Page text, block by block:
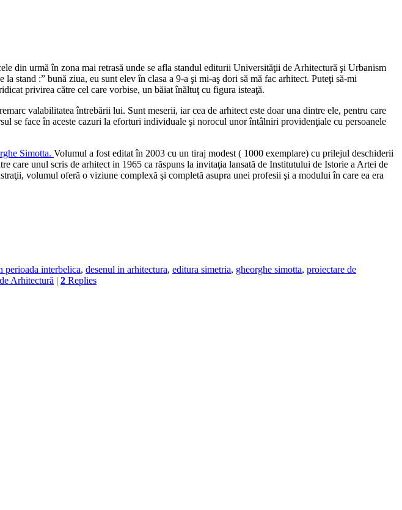
din urmă în zona mai retrasă unde se afla standul editurii Universităţii de Arhitectură şi Urbanism
stand :” bună ziua, eu sunt elev în clasa a 9-a şi mi-aş dori să mă fac arhitect. Puteţi să-mi
privirea către cel care vorbise, un băiat înăltuţ cu figura isteaţă.
valabilitatea întrebării lui. Sunt meserii, iar cea de arhitect este doar una dintre ele, pentru care
se face în aceste cazuri la eforturi individuale şi norocul unor întâlniri providenţiale cu persoanele
Simotta. Volumul a fost editat în 2003 cu un tiraj modest ( 1000 exemplare) cu prilejul deschiderii
care unul scris de arhitect in 1965 ca răspuns la invitaţia lansată de Institutului de Istorie a Artei de
volumul oferă o viziune complexă şi completă asupra unei profesii şi a modului în care ea era
perioada interbelica, desenul in arhitectura, editura simetria, gheorghe simotta, proiectare de
Arhitectură | 2 Replies